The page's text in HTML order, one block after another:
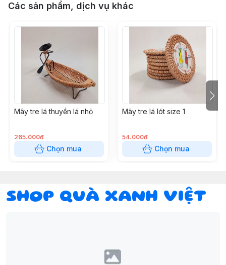
Các sản phẩm, dịch vụ khác
Mây tre lá thuyền lá nhỏ
265.000đ
Chọn mua
Mây tre lá lót size 1
54.000đ
Chọn mua
SHOP QUÀ XANH VIỆT